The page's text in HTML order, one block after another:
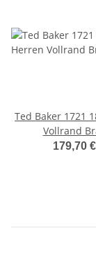
Ted Baker 1721
Vollrand
179,70 €